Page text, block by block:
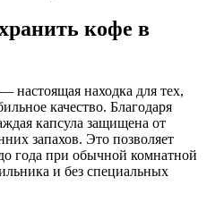
кофе в
находка для тех,
качество. Благодаря
капсула защищена от
запахов. Это позволяет
года при обычной комнатной
и без специальных